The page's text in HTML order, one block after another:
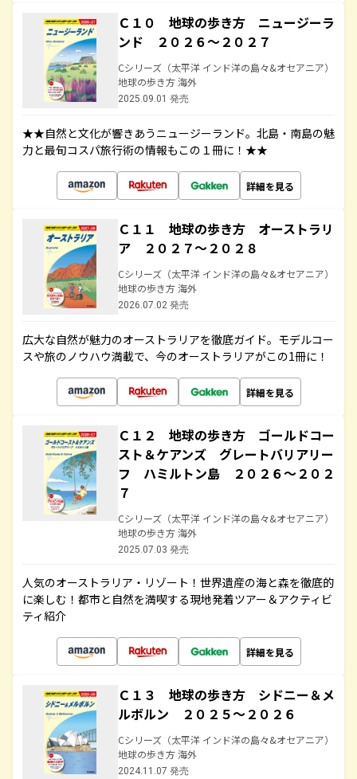
Ｃ１０ 地球の歩き方 ニュージーラ
ンド ２０２６～２０２７
Cシリーズ（太平洋 インド洋の島々&オセアニア）
地球の歩き方 海外
2025.09.01 発売
★★自然と文化が響きあうニュージーランド。北島・南島の魅
力と最旬コスパ旅行術の情報もこの１冊に！★★
詳細を見る
Ｃ１１ 地球の歩き方 オーストラリ
ア ２０２７～２０２８
Cシリーズ（太平洋 インド洋の島々&オセアニア）
地球の歩き方 海外
2026.07.02 発売
広大な自然が魅力のオーストラリアを徹底ガイド。モデルコー
スや旅のノウハウ満載で、今のオーストラリアがこの1冊に！
詳細を見る
Ｃ１２ 地球の歩き方 ゴールドコー
スト＆ケアンズ グレートバリアリー
フ ハミルトン島 ２０２６～２０２
７
Cシリーズ（太平洋 インド洋の島々&オセアニア）
地球の歩き方 海外
2025.07.03 発売
人気のオーストラリア・リゾート！世界遺産の海と森を徹底的
に楽しむ！都市と自然を満喫する現地発着ツアー＆アクティビ
ティ紹介
詳細を見る
Ｃ１３ 地球の歩き方 シドニー＆メ
ルボルン ２０２５～２０２６
Cシリーズ（太平洋 インド洋の島々&オセアニア）
地球の歩き方 海外
2024.11.07 発売